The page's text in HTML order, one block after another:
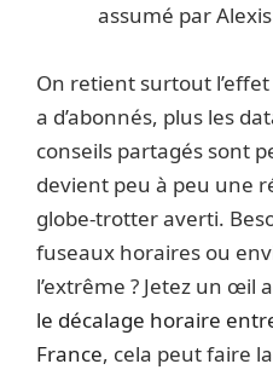
assumé par
On retient surtout
a d’abonnés, plus les
conseils partagés sont
devient peu à peu une
globe-trotter averti.
fuseaux horaires ou
l’extrême ? Jetez un œil
le décalage horaire
France, cela peut faire